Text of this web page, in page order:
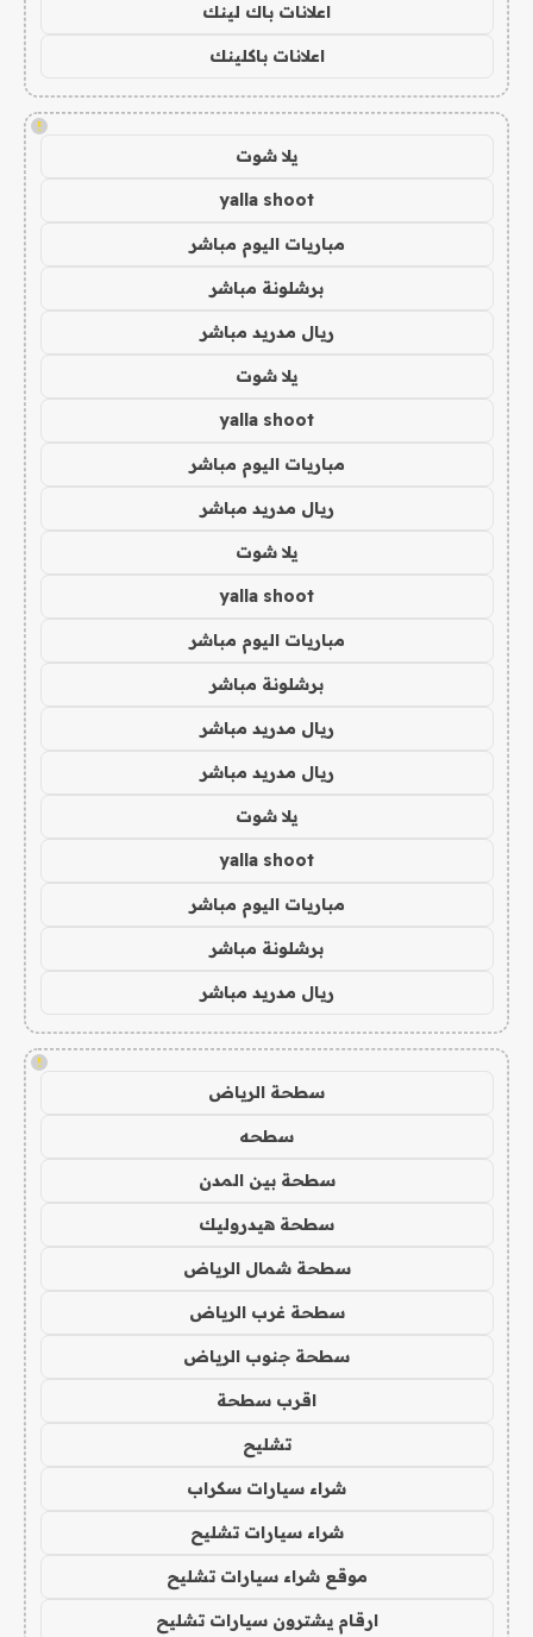
اعلانات باك لينك
اعلانات باكلينك
!
يلا شوت
yalla shoot
مباريات اليوم مباشر
برشلونة مباشر
ريال مدريد مباشر
يلا شوت
yalla shoot
مباريات اليوم مباشر
ريال مدريد مباشر
يلا شوت
yalla shoot
مباريات اليوم مباشر
برشلونة مباشر
ريال مدريد مباشر
ريال مدريد مباشر
يلا شوت
yalla shoot
مباريات اليوم مباشر
برشلونة مباشر
ريال مدريد مباشر
!
سطحة الرياض
سطحه
سطحة بين المدن
سطحة هيدروليك
سطحة شمال الرياض
سطحة غرب الرياض
سطحة جنوب الرياض
اقرب سطحة
تشليح
شراء سيارات سكراب
شراء سيارات تشليح
موقع شراء سيارات تشليح
ارقام يشترون سيارات تشليح